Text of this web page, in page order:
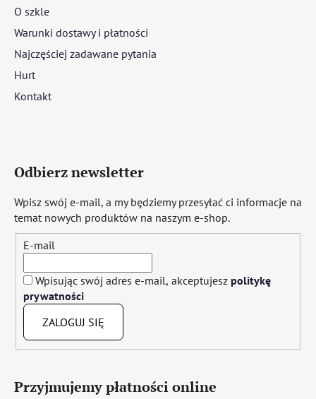
O szkle
Warunki dostawy i płatności
Najczęściej zadawane pytania
Hurt
Kontakt
Odbierz newsletter
Wpisz swój e-mail, a my będziemy przesyłać ci informacje na
temat nowych produktów na naszym e-shop.
E-mail
Wpisując swój adres e-mail, akceptujesz politykę
prywatności
ZALOGUJ SIĘ
Przyjmujemy płatności online